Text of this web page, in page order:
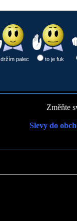
držím palec
to je fuk
Změňte
Slevy do